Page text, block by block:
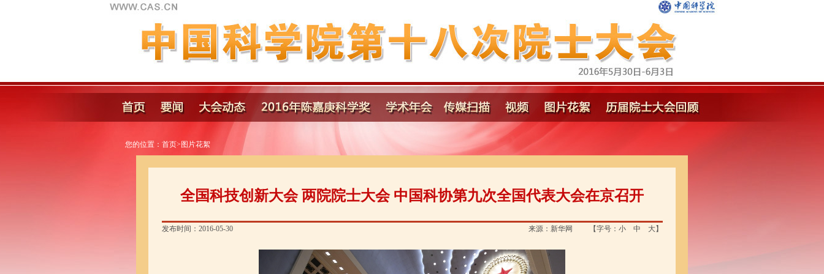
您的位置： 首页> 图片花絮
全国科技创新大会 两院院士大会 中国科协第九次全国代表大会在京召开
发布时间：2016-05-30 来源：新华网 【字号： 小 中 大】